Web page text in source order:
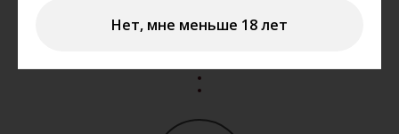
Нет, мне меньше 18 лет
которого вы планируете забрать свой заказ.